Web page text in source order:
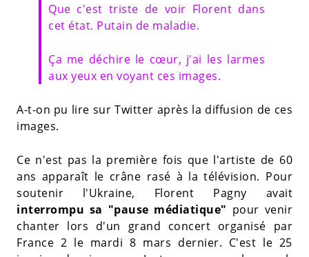
Que c'est triste de voir Florent dans
cet état. Putain de maladie.
Ça me déchire le cœur, j'ai les larmes
aux yeux en voyant ces images.
A-t-on pu lire sur Twitter après la diffusion de ces
images.
Ce n'est pas la première fois que l'artiste de 60
ans apparaît le crâne rasé à la télévision. Pour
soutenir l'Ukraine, Florent Pagny avait
interrompu sa "pause médiatique" pour venir
chanter lors d'un grand concert organisé par
France 2 le mardi 8 mars dernier. C'est le 25